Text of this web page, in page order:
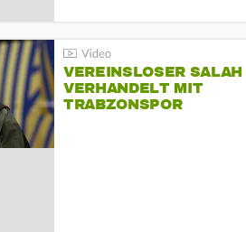
VEREINSLOSER SALAH
VERHANDELT MIT
TRABZONSPOR